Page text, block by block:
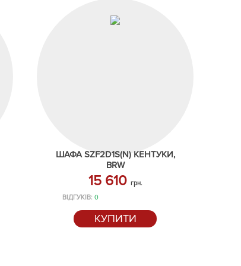
ШАФА SZF2D1S(N) КЕНТУКИ,
BRW
15 610 грн.
ВІДГУКІВ: 0
КУПИТИ